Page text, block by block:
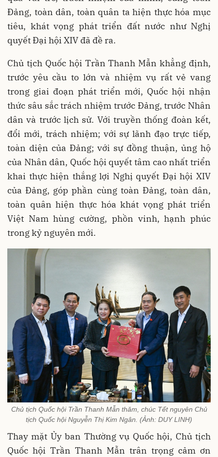
Đảng, toàn dân, toàn quân ta hiện thực hóa mục
tiêu, khát vọng phát triển đất nước như Nghị
quyết Đại hội XIV đã đề ra.
Chủ tịch Quốc hội Trần Thanh Mẫn khẳng định,
trước yêu cầu to lớn và nhiệm vụ rất vẻ vang
trong giai đoạn phát triển mới, Quốc hội nhận
thức sâu sắc trách nhiệm trước Đảng, trước Nhân
dân và trước lịch sử. Với truyền thống đoàn kết,
đổi mới, trách nhiệm; với sự lãnh đạo trực tiếp,
toàn diện của Đảng; với sự đồng thuận, ủng hộ
của Nhân dân, Quốc hội quyết tâm cao nhất triển
khai thực hiện thắng lợi Nghị quyết Đại hội XIV
của Đảng, góp phần cùng toàn Đảng, toàn dân,
toàn quân hiện thực hóa khát vọng phát triển
Việt Nam hùng cường, phồn vinh, hạnh phúc
trong kỷ nguyên mới.
Chủ tịch Quốc hội Trần Thanh Mẫn thăm, chúc Tết nguyên Chủ
tịch Quốc hội Nguyễn Thị Kim Ngân. (Ảnh: DUY LINH)
Thay mặt Ủy ban Thường vụ Quốc hội, Chủ tịch
Quốc hội Trần Thanh Mẫn trân trọng cảm ơn